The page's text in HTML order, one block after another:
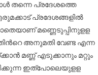
തന്നെ പ്രദേശത്തെ
പ്രദേശങ്ങളിൽ
മണ്ണെടുപ്പിനുളള
അനുമതി വേണ്ട എന്ന
മണ്ണ് എടുക്കാനും മറ്റും
ഇത്പോലെയുളള